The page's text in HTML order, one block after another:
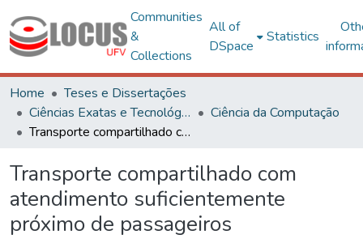
Communities
&
Collections
All of
DSpace
Statistics
Home
Teses e Dissertações
Ciências Exatas e Tecnológicas
Ciência da Computação
Transporte compartilhado com atendimento suficientemente próximo de passageiros
Transporte compartilhado com
atendimento suficientemente
próximo de passageiros